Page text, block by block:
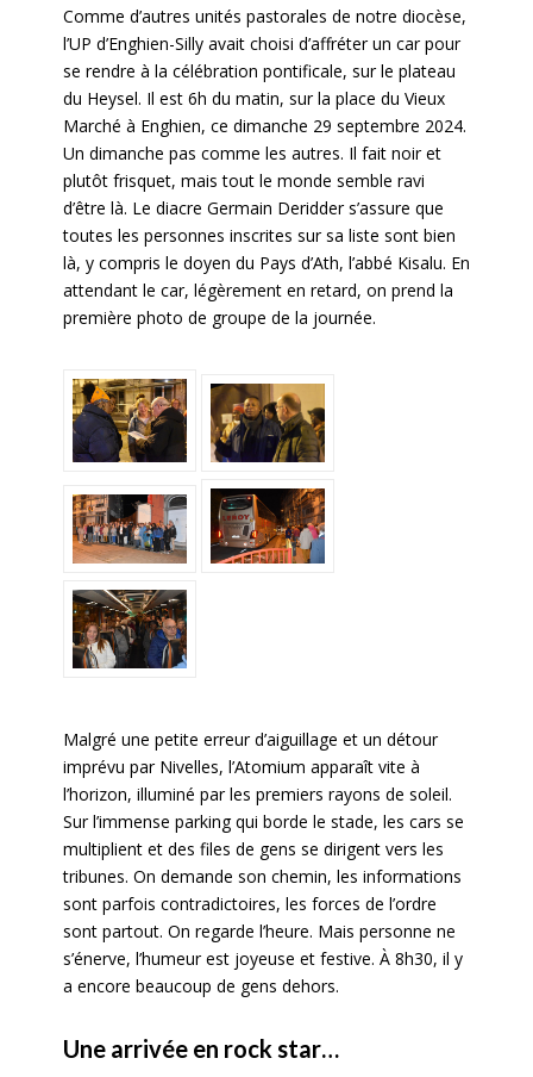
Comme d’autres unités pastorales de notre diocèse,
l’UP d’Enghien-Silly avait choisi d’affréter un car pour
se rendre à la célébration pontificale, sur le plateau
du Heysel. Il est 6h du matin, sur la place du Vieux
Marché à Enghien, ce dimanche 29 septembre 2024.
Un dimanche pas comme les autres. Il fait noir et
plutôt frisquet, mais tout le monde semble ravi
d’être là. Le diacre Germain Deridder s’assure que
toutes les personnes inscrites sur sa liste sont bien
là, y compris le doyen du Pays d’Ath, l’abbé Kisalu. En
attendant le car, légèrement en retard, on prend la
première photo de groupe de la journée.
Malgré une petite erreur d’aiguillage et un détour
imprévu par Nivelles, l’Atomium apparaît vite à
l’horizon, illuminé par les premiers rayons de soleil.
Sur l’immense parking qui borde le stade, les cars se
multiplient et des files de gens se dirigent vers les
tribunes. On demande son chemin, les informations
sont parfois contradictoires, les forces de l’ordre
sont partout. On regarde l’heure. Mais personne ne
s’énerve, l’humeur est joyeuse et festive. À 8h30, il y
a encore beaucoup de gens dehors.
Une arrivée en rock star…